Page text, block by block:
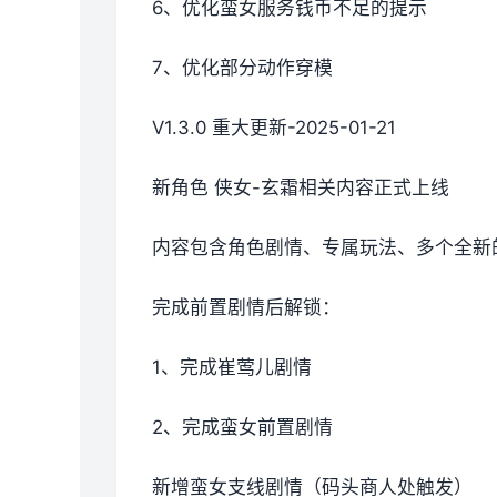
6、优化蛮女服务钱币不足的提示
7、优化部分动作穿模
V1.3.0 重大更新-2025-01-21
新角色 侠女-玄霜相关内容正式上线
内容包含角色剧情、专属玩法、多个全新
完成前置剧情后解锁：
1、完成崔莺儿剧情
2、完成蛮女前置剧情
新增蛮女支线剧情（码头商人处触发）